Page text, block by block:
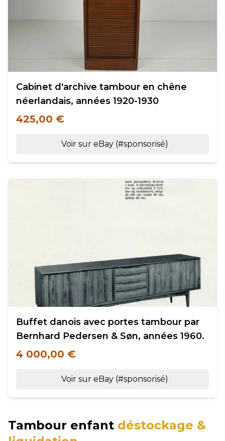
Cabinet d'archive tambour en chêne
néerlandais, années 1920-1930
425,00 €
Voir sur eBay (#sponsorisé)
Buffet danois avec portes tambour par
Bernhard Pedersen & Søn, années 1960.
4 000,00 €
Voir sur eBay (#sponsorisé)
Tambour enfant déstockage &